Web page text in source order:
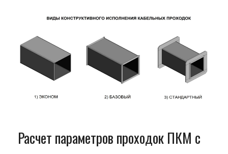
Расчет параметров проходок ПКМ с